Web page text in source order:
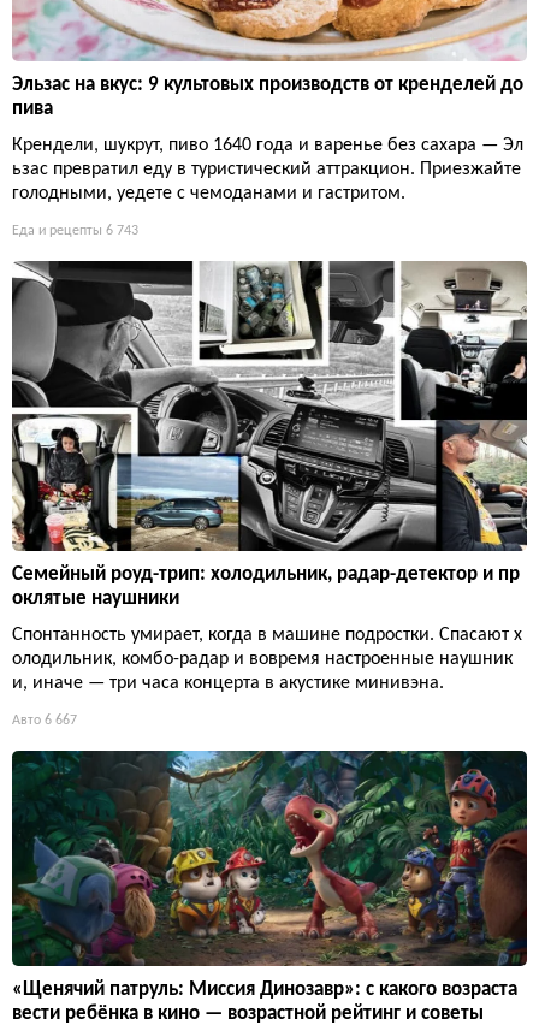
Эльзас на вкус: 9 культовых производств от кренделей до
пива
Крендели, шукрут, пиво 1640 года и варенье без сахара — Эл
ьзас превратил еду в туристический аттракцион. Приезжайте
голодными, уедете с чемоданами и гастритом.
Еда и рецепты 6 743
Семейный роуд-трип: холодильник, радар-детектор и пр
оклятые наушники
Спонтанность умирает, когда в машине подростки. Спасают х
олодильник, комбо-радар и вовремя настроенные наушник
и, иначе — три часа концерта в акустике минивэна.
Авто 6 667
«Щенячий патруль: Миссия Динозавр»: с какого возраста
вести ребёнка в кино — возрастной рейтинг и советы